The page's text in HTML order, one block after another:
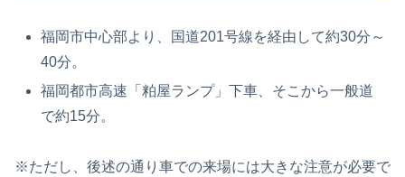
福岡市中心部より、国道201号線を経由して約30分～
40分。
福岡都市高速「粕屋ランプ」下車、そこから一般道
で約15分。
※ただし、後述の通り車での来場には大きな注意が必要で